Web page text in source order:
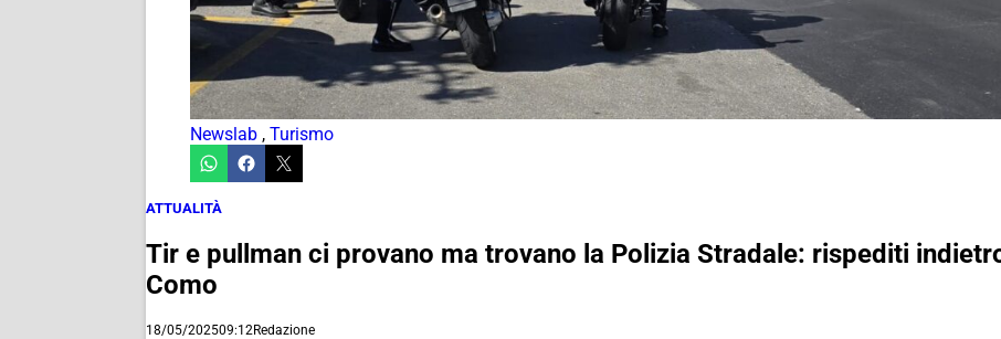
Newslab , Turismo
ATTUALITÀ
Tir e pullman ci provano ma trovano la Polizia Stradale: rispediti
Como
18/05/202509:12Redazione